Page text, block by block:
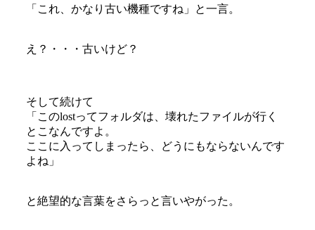
「これ、かなり古い機種ですね」と一言。
え？・・・古いけど？
そして続けて
「このlostってフォルダは、壊れたファイルが行く
とこなんですよ。
ここに入ってしまったら、どうにもならないんです
よね」
と絶望的な言葉をさらっと言いやがった。